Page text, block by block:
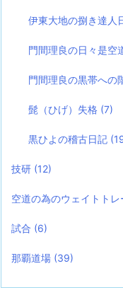
伊東大地の捌き達人
門間理良の日々是空
門間理良の黒帯への
髭（ひげ）失格 (7)
黒ひよの稽古日記
技研 (12)
空道の為のウェイトト
試合 (6)
那覇道場 (39)